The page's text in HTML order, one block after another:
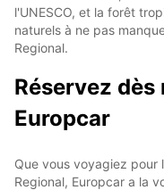
l'UNESCO, et la forêt
naturels à ne pas
Regional.
Réservez
Europcar
Que vous voyagiez pour
Regional, Europcar a la